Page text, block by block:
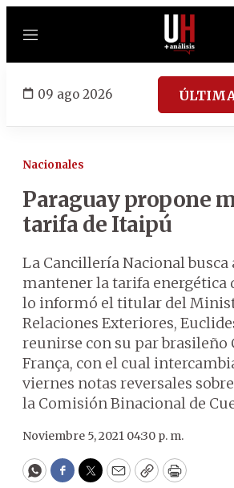
Menú
09 ago 2026
Nacionales
Paraguay propone
tarifa de Itaipú
La Cancillería Nacional busca
mantener la tarifa energética
lo informó el titular del
Relaciones Exteriores,
reunirse con su par brasileño
França, con el cual
viernes notas reversales
la Comisión Binacional de
Noviembre 5, 2021 04:30 p. m.
WhatsApp
Facebook
Twitter
EmailCopyPrint